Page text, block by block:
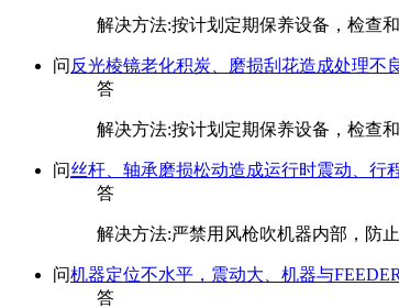
解决方法:按计划定期保养设备，检查
问 反光棱镜老化积炭、磨损刮花造成处理不
答
解决方法:按计划定期保养设备，检查
问丝杆、轴承磨损松动造成运行时震动、行
答
解决方法:严禁用风枪吹机器内部，防
问机器定位不水平，震动大、机器与
答